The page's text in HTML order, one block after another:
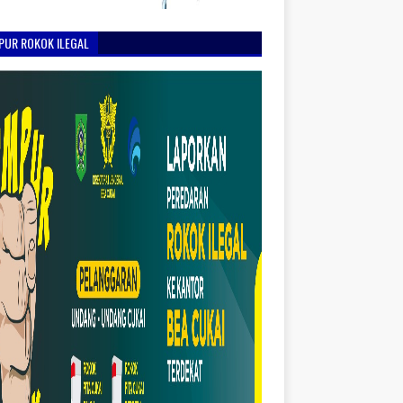
ROKOK ILEGAL